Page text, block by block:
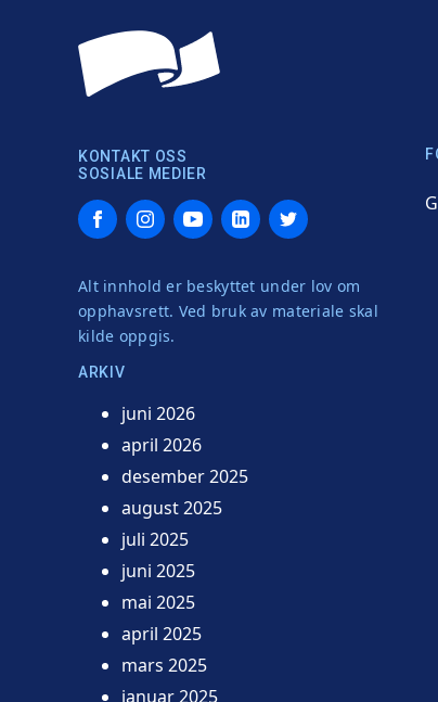
KONTAKT OSS
SOSIALE MEDIER
FacebookInstagramYouTubeLinkedInTwitter
Alt innhold er beskyttet under lov om
opphavsrett. Ved bruk av materiale skal
kilde oppgis.
ARKIV
juni 2026
april 2026
desember 2025
august 2025
juli 2025
juni 2025
mai 2025
april 2025
mars 2025
januar 2025